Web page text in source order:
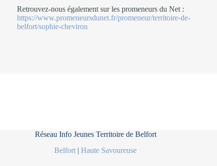
Retrouvez-nous également sur les promeneurs du Net :
https://www.promeneursdunet.fr/promeneur/territoire-de-
belfort/sophie-cheviron
Réseau Info Jeunes Territoire de Belfort
Belfort |Haute Savoureuse